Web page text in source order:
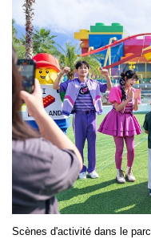
Scènes d'activité dans le